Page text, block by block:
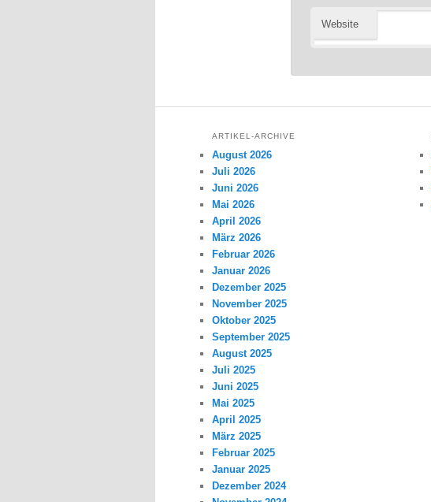
Website
ARTIKEL-ARCHIVE
August 2026
Juli 2026
Juni 2026
Mai 2026
April 2026
März 2026
Februar 2026
Januar 2026
Dezember 2025
November 2025
Oktober 2025
September 2025
August 2025
Juli 2025
Juni 2025
Mai 2025
April 2025
März 2025
Februar 2025
Januar 2025
Dezember 2024